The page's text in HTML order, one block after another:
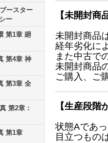
ースター
ー
第1章 廻
第4章 神
第3章 全
第2章：
第1章
【未開封商
未開封商品
経年劣化に
また中古で
未開封商品
ご購入、ご
【生産段階
状態Aであ
目立つもの